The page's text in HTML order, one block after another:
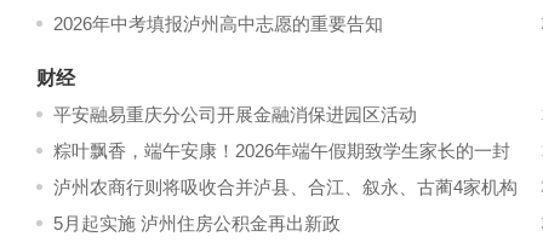
2026年中考填报泸州高中志愿的重要告知
财经
平安融易重庆分公司开展金融消保进园区活动
粽叶飘香，端午安康！2026年端午假期致学生家长的一封
信
泸州农商行则将吸收合并泸县、合江、叙永、古蔺4家机构
5月起实施 泸州住房公积金再出新政